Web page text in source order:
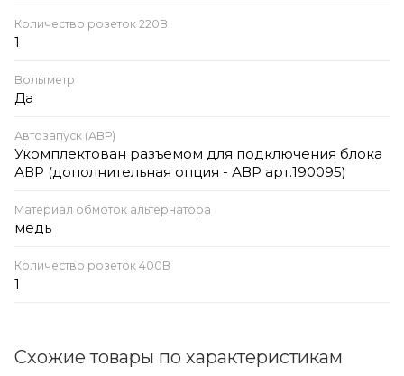
Количество розеток 220В
1
Вольтметр
Да
Автозапуск (АВР)
Укомплектован разъемом для подключения блока
АВР (дополнительная опция - АВР арт.190095)
Материал обмоток альтернатора
медь
Количество розеток 400В
1
Схожие товары по характеристикам